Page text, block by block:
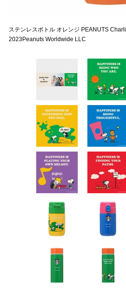
ステンレスボトル オレンジ PEANUTS
2023Peanuts Worldwide LLC